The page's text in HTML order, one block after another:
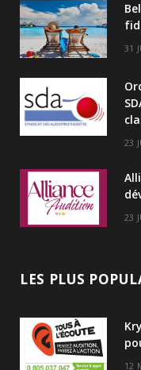
31
23
23
LES PLUS
12